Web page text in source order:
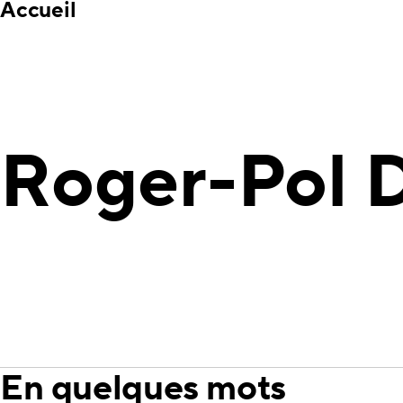
Accueil
Roger-Pol
En quelques mots